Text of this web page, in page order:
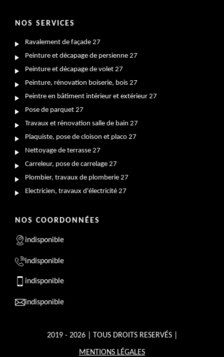
NOS SERVICES
Ravalement de façade 27
Peinture et décapage de persienne 27
Peinture et décapage de volet 27
Peinture, rénovation boiserie, bois 27
Peintre en bâtiment intérieur et extérieur 27
Pose de parquet 27
Travaux et rénovation salle de bain 27
Plaquiste, pose de cloison et placo 27
Nettoyage de terrasse 27
Carreleur, pose de carrelage 27
Plombier, travaux de plomberie 27
Electricien, travaux d'électricité 27
NOS COORDONNÉES
indisponible
indisponible
indisponible
indisponible
2019 - 2026 | TOUS DROITS RESERVÉS |
MENTIONS LÉGALES